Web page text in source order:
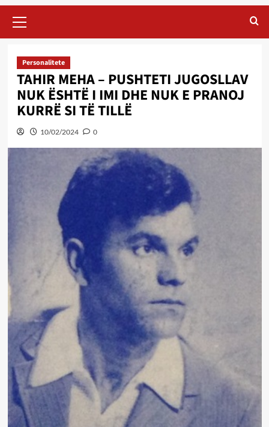
Menu
Personalitete
TAHIR MEHA – PUSHTETI JUGOSLLAV
NUK ËSHTË I IMI DHE NUK E PRANOJ
KURRË SI TË TILLË
10/02/2024 0